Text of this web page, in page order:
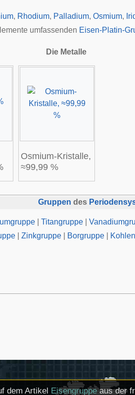
, Rhodium, Palladium, Osmium,
umfassenden Eisen-Platin-
Die Metalle
Osmium-Kristalle,
≈99,99 %
Gruppen des
Titangruppe
Zinkgruppe Borgruppe
dem Artikel Eisengruppeaus der